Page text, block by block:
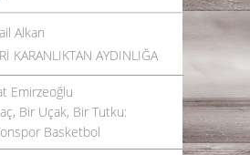
Alkan
KARANLIKTAN AYDINLIĞA
Emirzeoğlu
Bir Uçak, Bir Tutku:
Basketbol